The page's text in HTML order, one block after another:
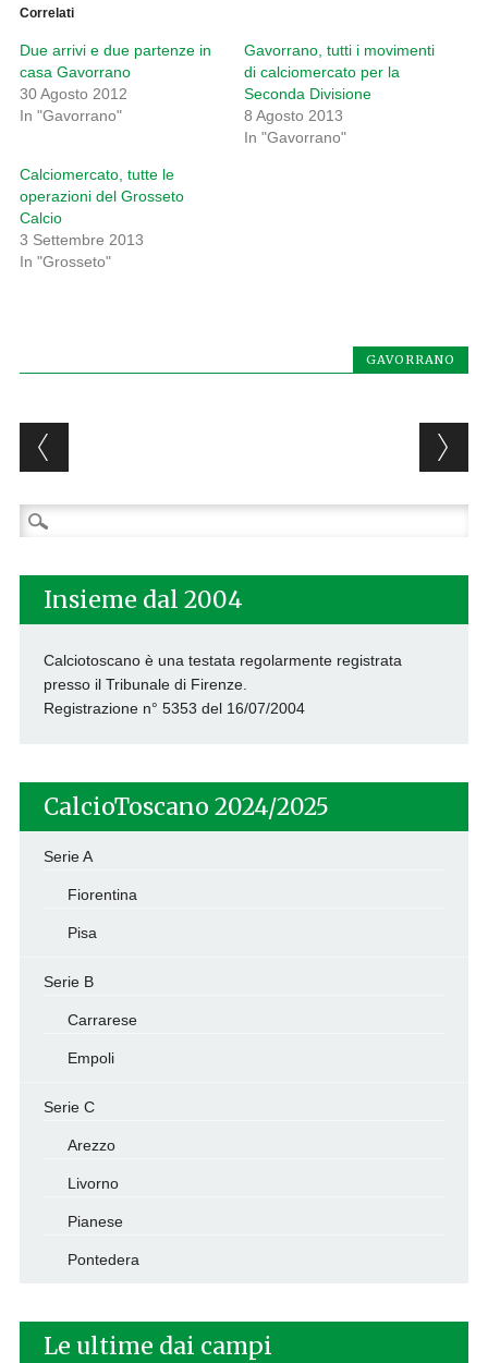
Correlati
Due arrivi e due partenze in
casa Gavorrano
30 Agosto 2012
In "Gavorrano"
Gavorrano, tutti i movimenti
di calciomercato per la
Seconda Divisione
8 Agosto 2013
In "Gavorrano"
Calciomercato, tutte le
operazioni del Grosseto
Calcio
3 Settembre 2013
In "Grosseto"
GAVORRANO
Post navigation
Ricerca
per:
Insieme dal 2004
Calciotoscano è una testata regolarmente registrata
presso il Tribunale di Firenze.
Registrazione n° 5353 del 16/07/2004
CalcioToscano 2024/2025
Serie A
Fiorentina
Pisa
Serie B
Carrarese
Empoli
Serie C
Arezzo
Livorno
Pianese
Pontedera
Le ultime dai campi